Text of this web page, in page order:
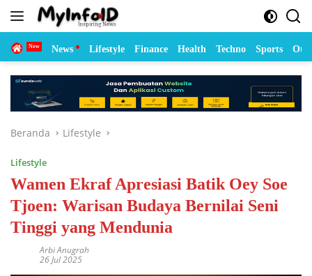
Langsung
Home News Lifestyle Finance Health Techno Sports
Beranda Lifestyle
Lifestyle
Wamen Ekraf Apresiasi Batik Oey Soe
Tjoen: Warisan Budaya Bernilai Seni
Tinggi yang Mendunia
Arbi Anugrah
26 Jul 2025